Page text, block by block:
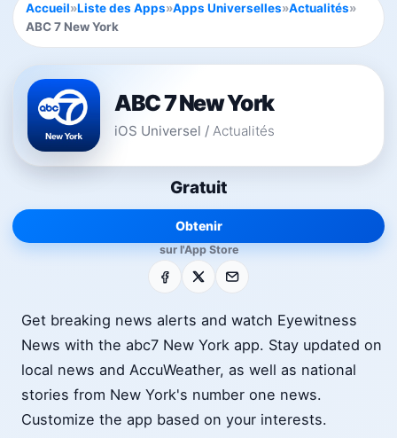
Accueil»Liste des Apps»Apps Universelles»Actualités»
ABC 7 New York
ABC 7 New York
iOS Universel / Actualités
Gratuit
Obtenir
sur l'App Store
Facebook E-mail
Get breaking news alerts and watch Eyewitness
News with the abc7 New York app. Stay updated on
local news and AccuWeather, as well as national
stories from New York's number one news.
Customize the app based on your interests.